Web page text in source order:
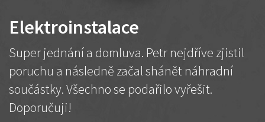
Elektroinstalace
Super jednání a domluva. Petr nejdříve zjistil
poruchu a následně začal shánět náhradní
součástky. Všechno se podařilo vyřešit.
Doporučuji!